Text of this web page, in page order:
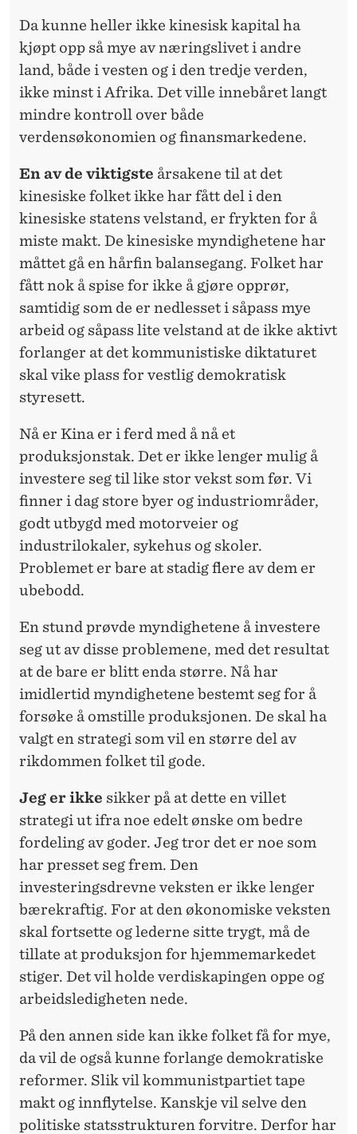
Da kunne heller ikke kinesisk kapital ha
kjøpt opp så mye av næringslivet i andre
land, både i vesten og i den tredje verden,
ikke minst i Afrika. Det ville innebåret langt
mindre kontroll over både
verdensøkonomien og finansmarkedene.
En av de viktigste årsakene til at det
kinesiske folket ikke har fått del i den
kinesiske statens velstand, er frykten for å
miste makt. De kinesiske myndighetene har
måttet gå en hårfin balansegang. Folket har
fått nok å spise for ikke å gjøre opprør,
samtidig som de er nedlesset i såpass mye
arbeid og såpass lite velstand at de ikke aktivt
forlanger at det kommunistiske diktaturet
skal vike plass for vestlig demokratisk
styresett.
Nå er Kina er i ferd med å nå et
produksjonstak. Det er ikke lenger mulig å
investere seg til like stor vekst som før. Vi
finner i dag store byer og industriområder,
godt utbygd med motorveier og
industrilokaler, sykehus og skoler.
Problemet er bare at stadig flere av dem er
ubebodd.
En stund prøvde myndighetene å investere
seg ut av disse problemene, med det resultat
at de bare er blitt enda større. Nå har
imidlertid myndighetene bestemt seg for å
forsøke å omstille produksjonen. De skal ha
valgt en strategi som vil en større del av
rikdommen folket til gode.
Jeg er ikke sikker på at dette en villet
strategi ut ifra noe edelt ønske om bedre
fordeling av goder. Jeg tror det er noe som
har presset seg frem. Den
investeringsdrevne veksten er ikke lenger
bærekraftig. For at den økonomiske veksten
skal fortsette og lederne sitte trygt, må de
tillate at produksjon for hjemmemarkedet
stiger. Det vil holde verdiskapingen oppe og
arbeidsledigheten nede.
På den annen side kan ikke folket få for mye,
da vil de også kunne forlange demokratiske
reformer. Slik vil kommunistpartiet tape
makt og innflytelse. Kanskje vil selve den
politiske statsstrukturen forvitre. Derfor har